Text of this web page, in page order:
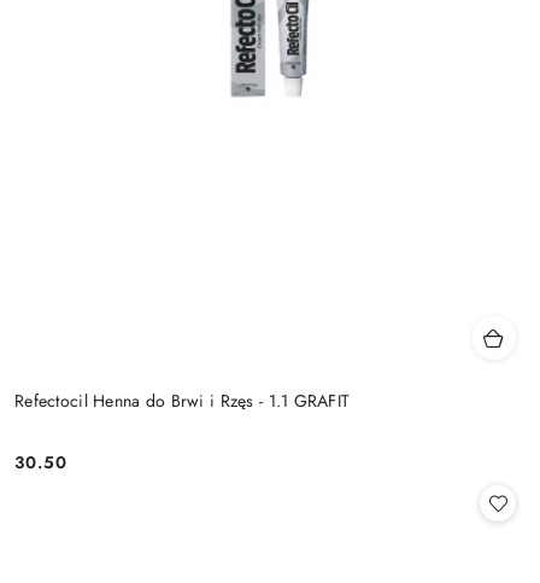
Refectocil Henna do Brwi i Rzęs - 1.1 GRAFIT
Cena:
30.50